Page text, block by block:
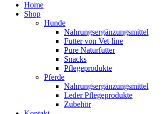
Home
Shop
Hunde
Nahrungsergänzungsmittel
Futter von Vet-line
Pure Naturfutter
Snacks
Pflegeprodukte
Pferde
Nahrungsergänzungsmittel
Leder Pflegeprodukte
Zubehör